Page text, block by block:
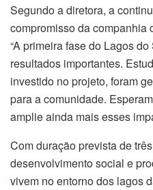
Segundo a diretora, a
compromisso da companhia
“A primeira fase do Lagos
resultados importantes.
investido no projeto, foram
para a comunidade.
amplie ainda mais esses
Com duração prevista de
desenvolvimento social e
vivem no entorno dos lagos